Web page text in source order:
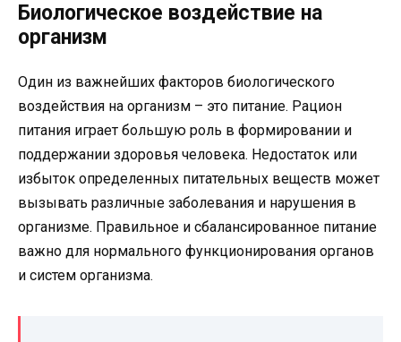
Биологическое воздействие на
организм
Один из важнейших факторов биологического
воздействия на организм – это питание. Рацион
питания играет большую роль в формировании и
поддержании здоровья человека. Недостаток или
избыток определенных питательных веществ может
вызывать различные заболевания и нарушения в
организме. Правильное и сбалансированное питание
важно для нормального функционирования органов
и систем организма.